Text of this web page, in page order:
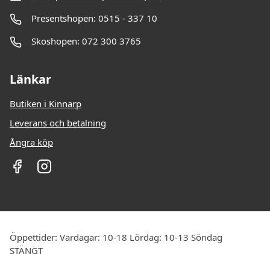
Presentshopen: 0515 - 337 10
Skoshopen: 072 300 3765
Länkar
Butiken i Kinnarp
Leverans och betalning
Ångra köp
Öppettider: Vardagar: 10-18 Lördag: 10-13 Söndag
STÄNGT